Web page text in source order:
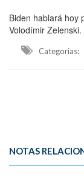
Biden hablará hoy
Volodímir Zelenski.
Categorias:
NOTAS